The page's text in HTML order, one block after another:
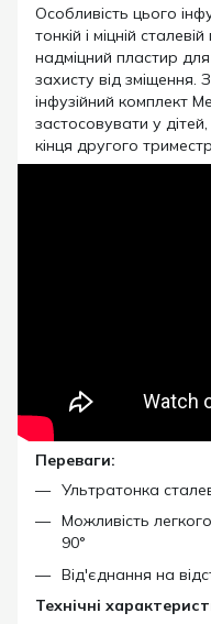
Особливість цього
тонкій і міцній
надміцний пластир
захисту від зміщення.
інфузійний комплект
застосовувати у
кінця другого
Переваги:
Ультратонка
Можливість
90°
Від'єднання на
Технічні